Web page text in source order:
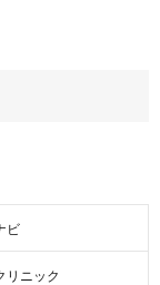
ビ
リニック